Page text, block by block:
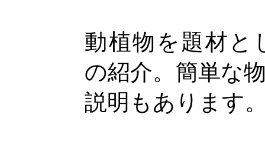
動植物を題材と
の紹介。簡単な
説明もあります